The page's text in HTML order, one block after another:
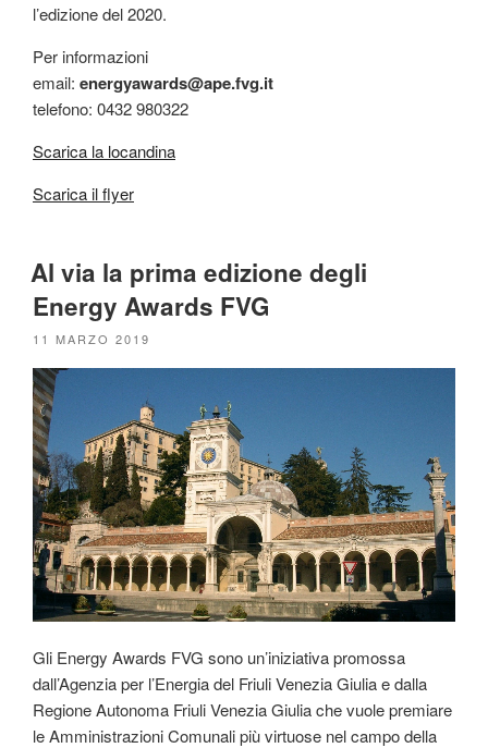
l’edizione del 2020.
Per informazioni
email: energyawards@ape.fvg.it
telefono: 0432 980322
Scarica la locandina
Scarica il flyer
Al via la prima edizione degli
Energy Awards FVG
PUBBLICATO
11 MARZO 2019
Gli Energy Awards FVG sono un’iniziativa promossa
dall’Agenzia per l’Energia del Friuli Venezia Giulia e dalla
Regione Autonoma Friuli Venezia Giulia che vuole premiare
le Amministrazioni Comunali più virtuose nel campo della